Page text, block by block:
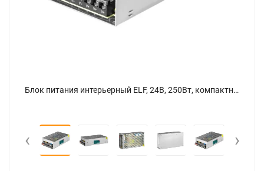
Блок питания интерьерный ELF, 24В, 250Вт, компактный металлический перфорированный корпус (JH) - фото
‹ ›